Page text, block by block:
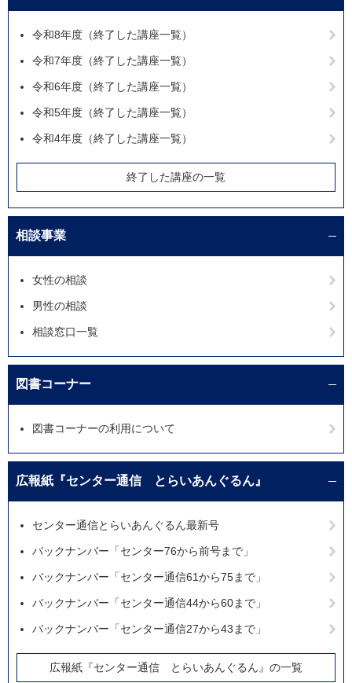
令和8年度（終了した講座一覧）
令和7年度（終了した講座一覧）
令和6年度（終了した講座一覧）
令和5年度（終了した講座一覧）
令和4年度（終了した講座一覧）
終了した講座の一覧
相談事業
女性の相談
男性の相談
相談窓口一覧
図書コーナー
図書コーナーの利用について
広報紙『センター通信 とらいあんぐるん』
センター通信とらいあんぐるん最新号
バックナンバー「センター76から前号まで」
バックナンバー「センター通信61から75まで」
バックナンバー「センター通信44から60まで」
バックナンバー「センター通信27から43まで」
広報紙『センター通信 とらいあんぐるん』の一覧